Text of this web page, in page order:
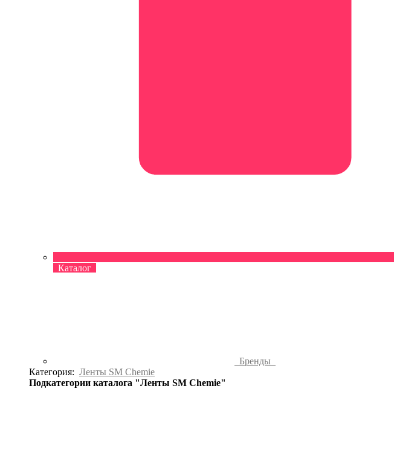
Каталог
Бренды
Категория: Ленты SM Chemie
Подкатегории каталога "Ленты SM Chemie"